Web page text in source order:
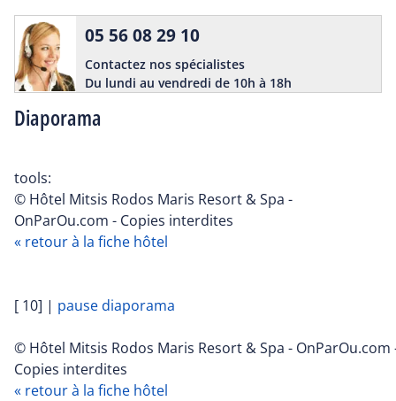
Diaporama
05 56 08 29 10
Contactez nos spécialistes
Du lundi au vendredi de 10h à 18h
tools:
© Hôtel Mitsis Rodos Maris Resort & Spa -
OnParOu.com - Copies interdites
« retour à la fiche hôtel
[ 10] | pause diaporama
© Hôtel Mitsis Rodos Maris Resort & Spa - OnParOu.com
Copies interdites
« retour à la fiche hôtel